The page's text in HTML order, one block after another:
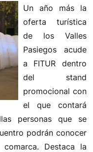
Un año más la
oferta turística
de los Valles
Pasiegos acude
a FITUR dentro
del stand
promocional con
el que contará
personas que se
podrán conocer
Destaca la